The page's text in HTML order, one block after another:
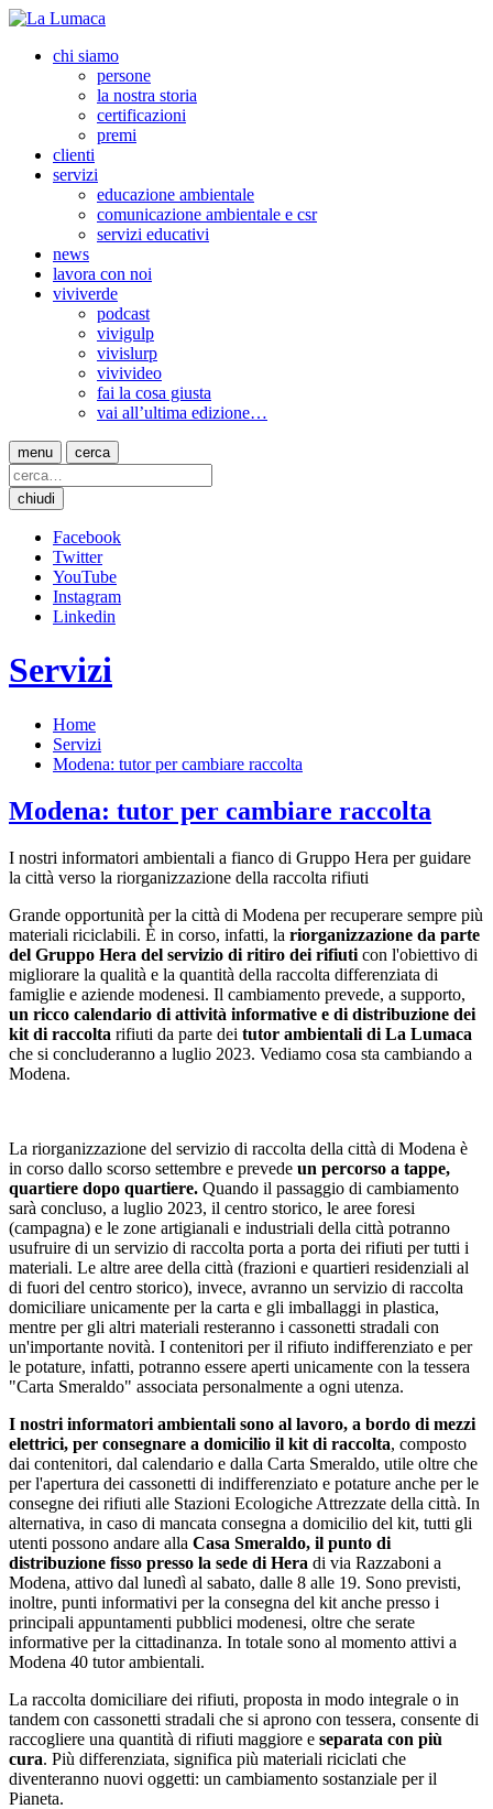
chi siamo
persone
la nostra storia
certificazioni
premi
clienti
servizi
educazione ambientale
comunicazione ambientale e csr
servizi educativi
news
lavora con noi
viviverde
podcast
vivigulp
vivislurp
vivivideo
fai la cosa giusta
vai all’ultima edizione…
menu cerca
chiudi
Facebook
Twitter
YouTube
Instagram
Linkedin
Servizi
Home
Servizi
Modena: tutor per cambiare raccolta
Modena: tutor per cambiare raccolta
I nostri informatori ambientali a fianco di Gruppo Hera per guidare
la città verso la riorganizzazione della raccolta rifiuti
Grande opportunità per la città di Modena per recuperare sempre più
materiali riciclabili. È in corso, infatti, la riorganizzazione da parte
del Gruppo Hera del servizio di ritiro dei rifiuti con l'obiettivo di
migliorare la qualità e la quantità della raccolta differenziata di
famiglie e aziende modenesi. Il cambiamento prevede, a supporto,
un ricco calendario di attività informative e di distribuzione dei
kit di raccolta rifiuti da parte dei tutor ambientali di La Lumaca
che si concluderanno a luglio 2023. Vediamo cosa sta cambiando a
Modena.
La riorganizzazione del servizio di raccolta della città di Modena è
in corso dallo scorso settembre e prevede un percorso a tappe,
quartiere dopo quartiere. Quando il passaggio di cambiamento
sarà concluso, a luglio 2023, il centro storico, le aree foresi
(campagna) e le zone artigianali e industriali della città potranno
usufruire di un servizio di raccolta porta a porta dei rifiuti per tutti i
materiali. Le altre aree della città (frazioni e quartieri residenziali al
di fuori del centro storico), invece, avranno un servizio di raccolta
domiciliare unicamente per la carta e gli imballaggi in plastica,
mentre per gli altri materiali resteranno i cassonetti stradali con
un'importante novità. I contenitori per il rifiuto indifferenziato e per
le potature, infatti, potranno essere aperti unicamente con la tessera
"Carta Smeraldo" associata personalmente a ogni utenza.
I nostri informatori ambientali sono al lavoro, a bordo di mezzi
elettrici, per consegnare a domicilio il kit di raccolta, composto
dai contenitori, dal calendario e dalla Carta Smeraldo, utile oltre che
per l'apertura dei cassonetti di indifferenziato e potature anche per le
consegne dei rifiuti alle Stazioni Ecologiche Attrezzate della città. In
alternativa, in caso di mancata consegna a domicilio del kit, tutti gli
utenti possono andare alla Casa Smeraldo, il punto di
distribuzione fisso presso la sede di Hera di via Razzaboni a
Modena, attivo dal lunedì al sabato, dalle 8 alle 19. Sono previsti,
inoltre, punti informativi per la consegna del kit anche presso i
principali appuntamenti pubblici modenesi, oltre che serate
informative per la cittadinanza. In totale sono al momento attivi a
Modena 40 tutor ambientali.
La raccolta domiciliare dei rifiuti, proposta in modo integrale o in
tandem con cassonetti stradali che si aprono con tessera, consente di
raccogliere una quantità di rifiuti maggiore e separata con più
cura. Più differenziata, significa più materiali riciclati che
diventeranno nuovi oggetti: un cambiamento sostanziale per il
Pianeta.